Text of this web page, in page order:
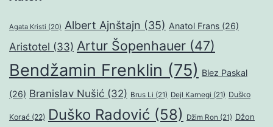
Agata Kristi (20) Albert Ajnštajn (35) Anatol Frans (26)
Aristotel (33) Artur Šopenhauer (47)
Bendžamin Frenklin (75) Blez Paskal
(26) Branislav Nušić (32) Brus Li (21) Dejl Karnegi (21) Duško
Korać (22) Duško Radović (58) Džim Ron (21) Džon